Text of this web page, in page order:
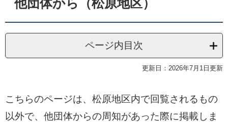
他団体から（松原地区）
ページ内目次
更新日：2026年7月1日更新
こちらのページは、松原地区内で回覧されるもの
以外で、他団体からの周知があった際に掲載しま